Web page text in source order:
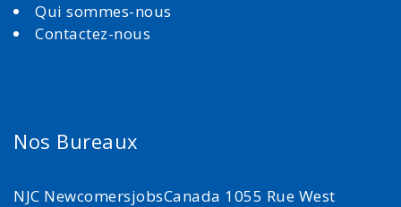
Qui sommes-nous
Contactez-nous
Nos Bureaux
NJC NewcomersjobsCanada 1055 Rue West